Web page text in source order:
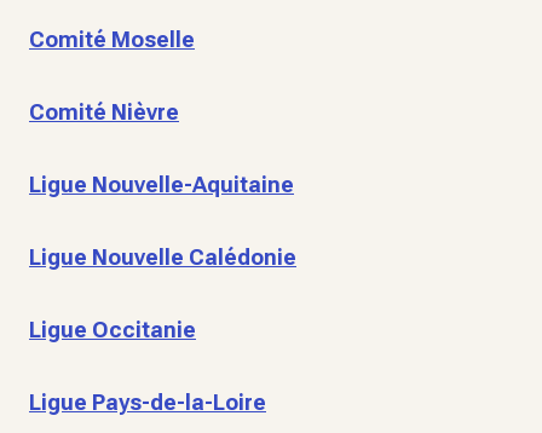
Comité Moselle
Comité Nièvre
Ligue Nouvelle-Aquitaine
Ligue Nouvelle Calédonie
Ligue Occitanie
Ligue Pays-de-la-Loire